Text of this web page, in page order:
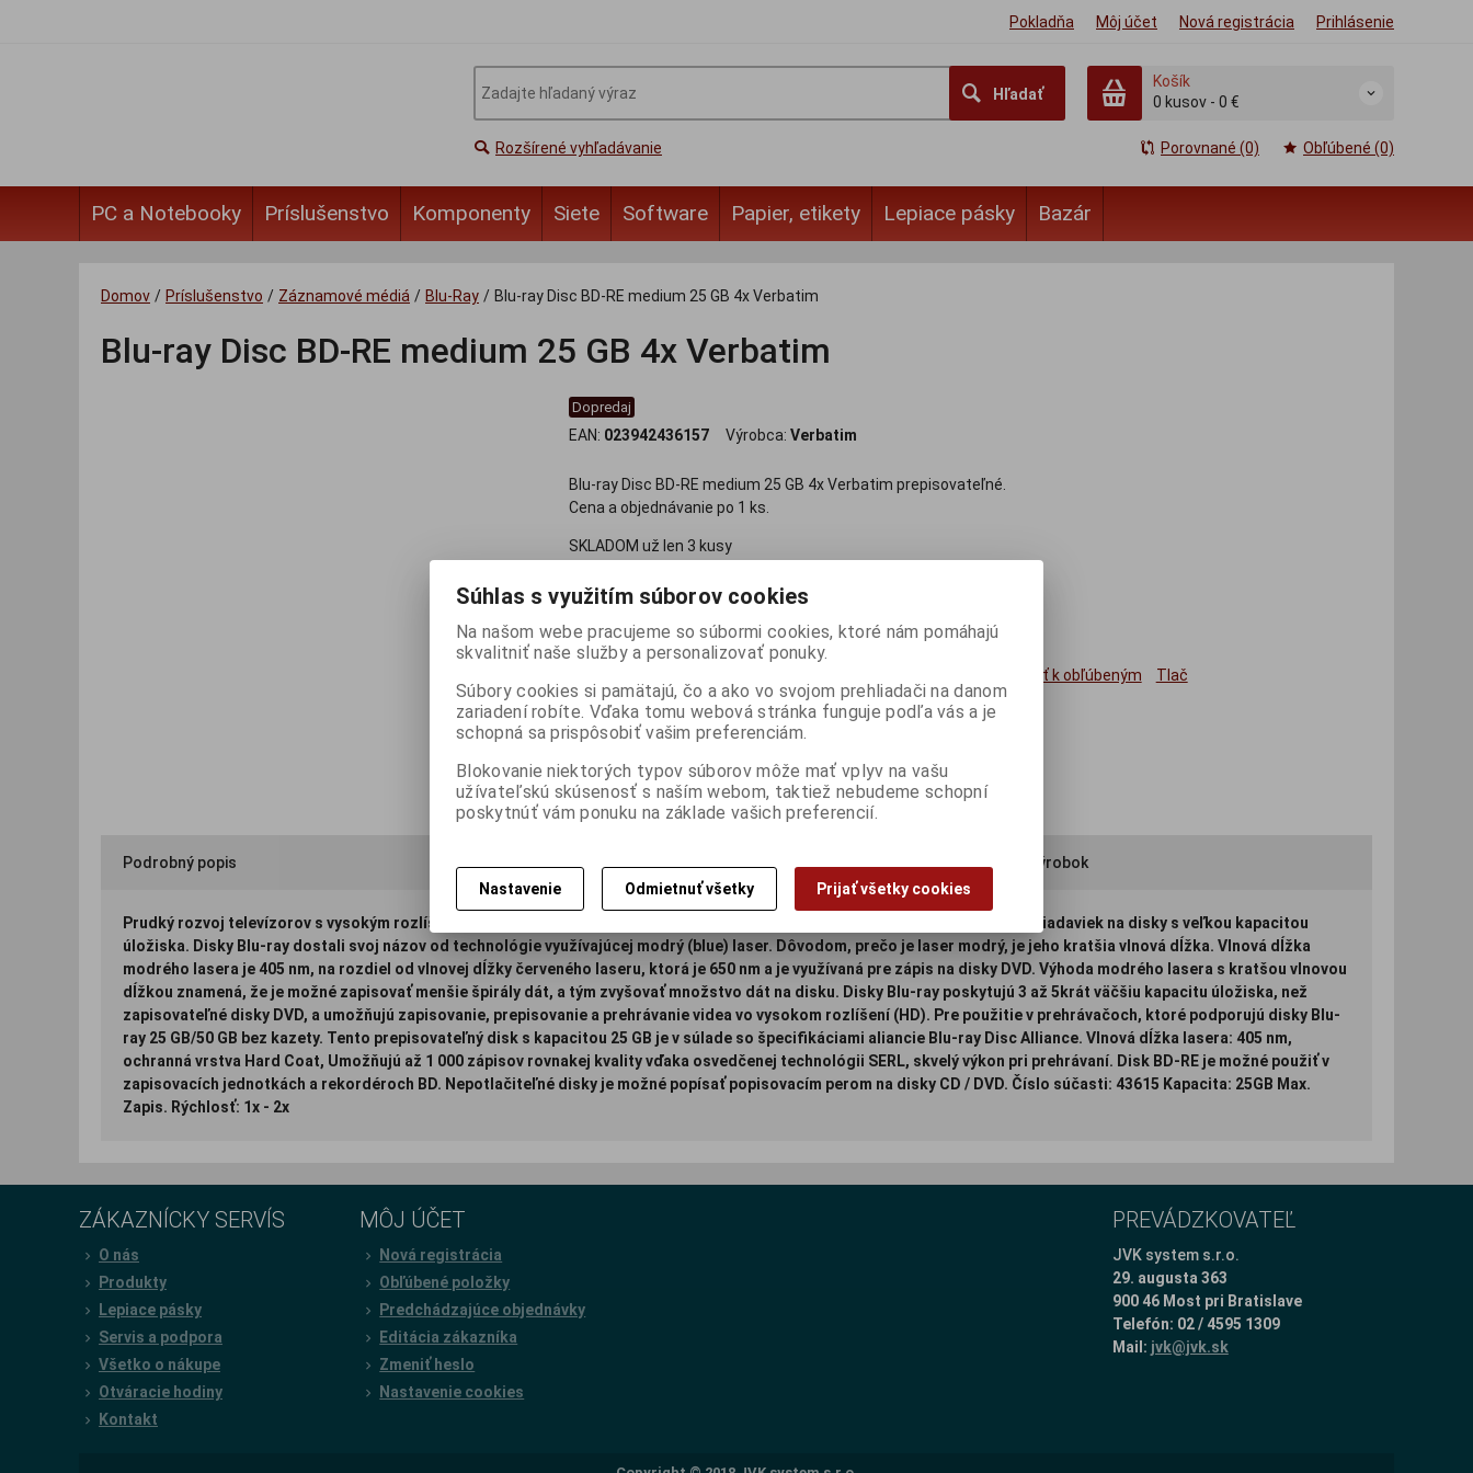
Pokladňa Môj účet Nová registrácia Prihlásenie
Hľadať
Košík
0 kusov - 0 €
Rozšírené vyhľadávanie Porovnané (0) Obľúbené (0)
PC a Notebooky Príslušenstvo Komponenty Siete Software Papier, etikety Lepiace pásky Bazár
Domov / Príslušenstvo / Záznamové médiá / Blu-Ray / Blu-ray Disc BD-RE medium 25 GB 4x Verbatim
Blu-ray Disc BD-RE medium 25 GB 4x Verbatim
Dopredaj
EAN: 023942436157 Výrobca: Verbatim
Blu-ray Disc BD-RE medium 25 GB 4x Verbatim prepisovateľné.
Cena a objednávanie po 1 ks.
SKLADOM už len 3 kusy
4,49 €


Pridať k obľúbeným Tlač
Záruka (mesiacov):24 Part No.: 43615
Podrobný popis Doporučiť výrobok
Prudký rozvoj televízorov s vysokým rozlíšením (HDTV) viedol k nástupu technológie Blu-ray ako prostriedku pre splnenie požiadaviek na disky s veľkou kapacitou
úložiska. Disky Blu-ray dostali svoj názov od technológie využívajúcej modrý (blue) laser. Dôvodom, prečo je laser modrý, je jeho kratšia vlnová dĺžka. Vlnová dĺžka
modrého lasera je 405 nm, na rozdiel od vlnovej dĺžky červeného laseru, ktorá je 650 nm a je využívaná pre zápis na disky DVD. Výhoda modrého lasera s kratšou vlnovou
dĺžkou znamená, že je možné zapisovať menšie špirály dát, a tým zvyšovať množstvo dát na disku. Disky Blu-ray poskytujú 3 až 5krát väčšiu kapacitu úložiska, než
zapisovateľné disky DVD, a umožňujú zapisovanie, prepisovanie a prehrávanie videa vo vysokom rozlíšení (HD). Pre použitie v prehrávačoch, ktoré podporujú disky Blu-
ray 25 GB/50 GB bez kazety. Tento prepisovateľný disk s kapacitou 25 GB je v súlade so špecifikáciami aliancie Blu-ray Disc Alliance. Vlnová dĺžka lasera: 405 nm,
ochranná vrstva Hard Coat, Umožňujú až 1 000 zápisov rovnakej kvality vďaka osvedčenej technológii SERL, skvelý výkon pri prehrávaní. Disk BD-RE je možné použiť v
zapisovacích jednotkách a rekordéroch BD. Nepotlačiteľné disky je možné popísať popisovacím perom na disky CD / DVD. Číslo súčasti: 43615 Kapacita: 25GB Max.
Zapis. Rýchlosť: 1x - 2x
ZÁKAZNÍCKY SERVÍS
O nás
Produkty
Lepiace pásky
Servis a podpora
Všetko o nákupe
Otváracie hodiny
Kontakt
MÔJ ÚČET
Nová registrácia
Obľúbené položky
Predchádzajúce objednávky
Editácia zákazníka
Zmeniť heslo
Nastavenie cookies
PREVÁDZKOVATEĽ
JVK system s.r.o.
29. augusta 363
900 46 Most pri Bratislave
Telefón: 02 / 4595 1309
Mail: jvk@jvk.sk
Súhlas s využitím súborov cookies
Na našom webe pracujeme so súbormi cookies, ktoré nám pomáhajú
skvalitniť naše služby a personalizovať ponuky.
Súbory cookies si pamätajú, čo a ako vo svojom prehliadači na danom
zariadení robíte. Vďaka tomu webová stránka funguje podľa vás a je
schopná sa prispôsobiť vašim preferenciám.
Blokovanie niektorých typov súborov môže mať vplyv na vašu
užívateľskú skúsenosť s naším webom, taktiež nebudeme schopní
poskytnúť vám ponuku na základe vašich preferencií.
Nastavenie Odmietnuť všetky Prijať všetky cookies